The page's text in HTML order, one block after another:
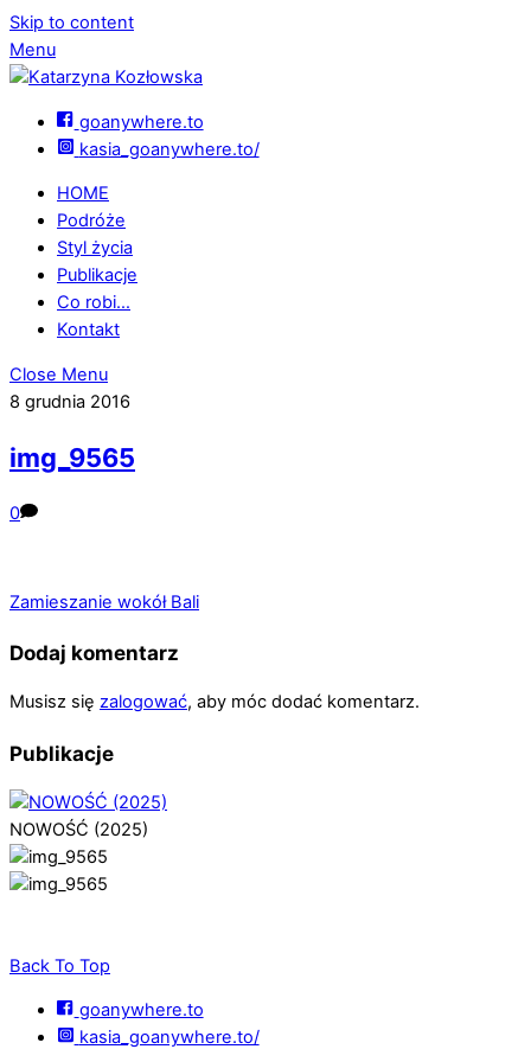
Skip to content
Menu
goanywhere.to
kasia_goanywhere.to/
HOME
Podróże
Styl życia
Publikacje
Co robi…
Kontakt
Close Menu
8 grudnia 2016
img_9565
0
Zamieszanie wokół Bali
Dodaj komentarz
Musisz się zalogować, aby móc dodać komentarz.
Publikacje
NOWOŚĆ (2025)
Back To Top
goanywhere.to
kasia_goanywhere.to/